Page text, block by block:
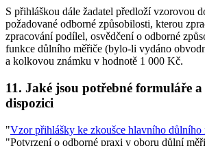
S přihláškou dále žadatel předloží vzorovou
požadované odborné způsobilosti, kterou
zpracování podílel, osvědčení o odborné
funkce důlního měřiče (bylo-li vydáno
a kolkovou známku v hodnotě 1 000 Kč.
11. Jaké jsou potřebné formuláře
dispozici
"Vzor přihlášky ke zkoušce hlavního důlního
"Potvrzení o odborné praxi v oboru důlní